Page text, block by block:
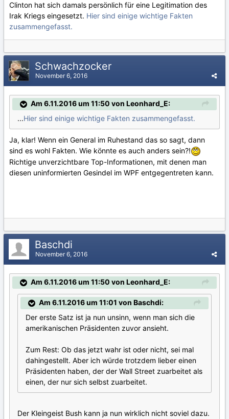
Clinton hat sich damals persönlich für eine Legitimation des
Irak Kriegs eingesetzt. Hier sind einige wichtige Fakten
zusammengefasst.
Schwachzocker
November 6, 2016
Am 6.11.2016 um 11:50 von Leonhard_E:
...Hier sind einige wichtige Fakten zusammengefasst.
Ja, klar! Wenn ein General im Ruhestand das so sagt, dann
sind es wohl Fakten. Wie könnte es auch anders sein?!
Richtige unverzichtbare Top-Informationen, mit denen man
diesen uninformierten Gesindel im WPF entgegentreten kann.
Baschdi
November 6, 2016
Am 6.11.2016 um 11:50 von Leonhard_E:
Am 6.11.2016 um 11:01 von Baschdi:
Der erste Satz ist ja nun unsinn, wenn man sich die
amerikanischen Präsidenten zuvor ansieht.
Zum Rest: Ob das jetzt wahr ist oder nicht, sei mal
dahingestellt. Aber ich würde trotzdem lieber einen
Präsidenten haben, der der Wall Street zuarbeitet als
einen, der nur sich selbst zuarbeitet.
Der Kleingeist Bush kann ja nun wirklich nicht soviel dazu.